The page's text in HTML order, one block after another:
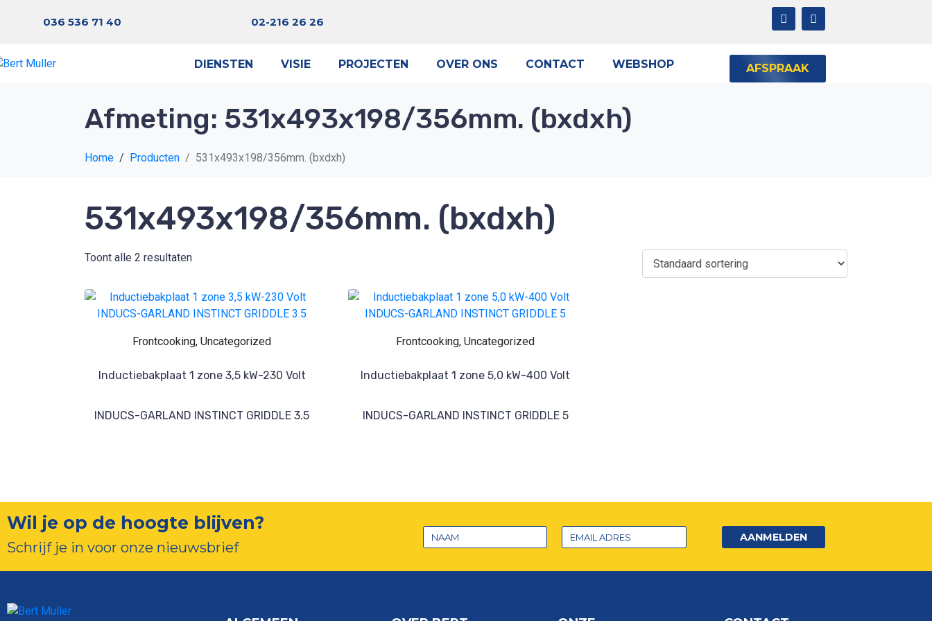
036 536 71 40 02-216 26 26
DIENSTEN VISIE PROJECTEN OVER ONS CONTACT WEBSHOP AFSPRAAK
Afmeting: 531x493x198/356mm. (bxdxh)
Home Producten 531x493x198/356mm. (bxdxh)
531x493x198/356mm. (bxdxh)
Toont alle 2 resultaten
Frontcooking, Uncategorized
Inductiebakplaat 1 zone 3,5 kW-230 Volt
INDUCS-GARLAND INSTINCT GRIDDLE 3.5
Frontcooking, Uncategorized
Inductiebakplaat 1 zone 5,0 kW-400 Volt
INDUCS-GARLAND INSTINCT GRIDDLE 5
Wil je op de hoogte blijven?
Schrijf je in voor onze nieuwsbrief
AANMELDEN